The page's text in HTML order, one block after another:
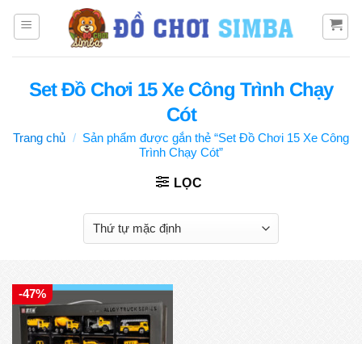
Set Đồ Chơi 15 Xe Công Trình Chạy
Cót
Trang chủ / Sản phẩm được gắn thẻ “Set Đồ Chơi 15 Xe Công
Trình Chạy Cót”
LỌC
-47%